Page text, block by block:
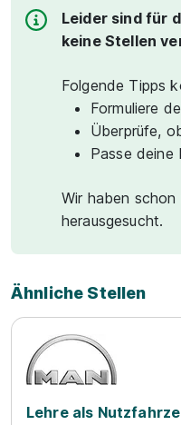
Leider sind für
keine Stellen
Folgende Tipps
Formuliere
Überprüfe,
Passe deine
Wir haben schon
herausgesucht.
Ähnliche Stellen
Lehre als